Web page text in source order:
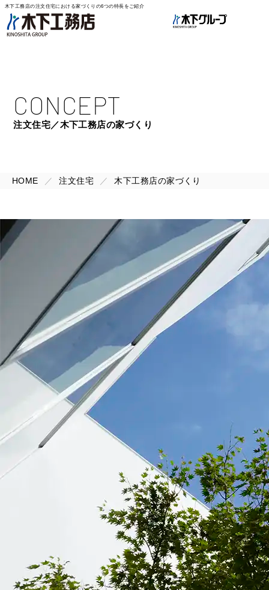
木下工務店の注文住宅における家づくりの6つの特長をご紹介
CONCEPT
注文住宅／木下工務店の家づくり
HOME 注文住宅 木下工務店の家づくり